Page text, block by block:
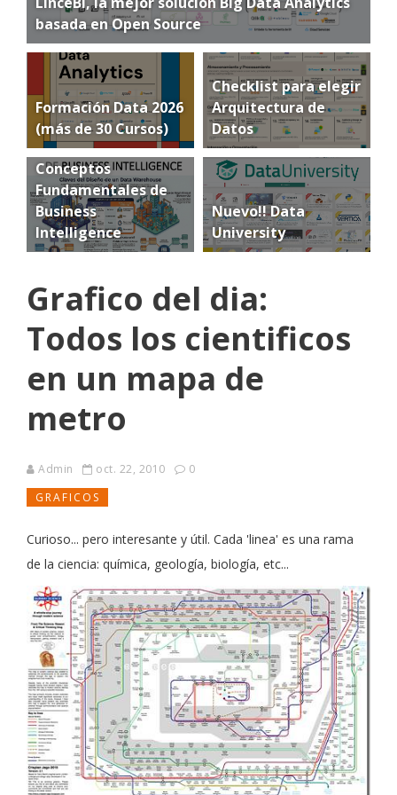
basada en Open Source
Formación Data 2026
(más de 30 Cursos)
Checklist para elegir
Arquitectura de
Datos
Conceptos
Fundamentales de
Business
Intelligence
Nuevo!! Data
University
Grafico del dia:
Todos los cientificos
en un mapa de
metro
Admin oct. 22, 2010
0
GRAFICOS
Curioso... pero interesante y útil. Cada 'linea' es una rama
de la ciencia: química, geología, biología, etc...